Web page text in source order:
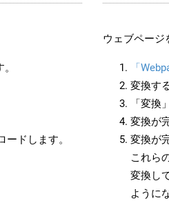
ドします。
ウェブページ
「
変換す
「変換
変換が
変換が
これら
変換し
ように